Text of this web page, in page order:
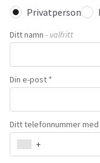
Privatperson
Ditt namn - valfritt
Din e-post *
Ditt telefonnummer
+